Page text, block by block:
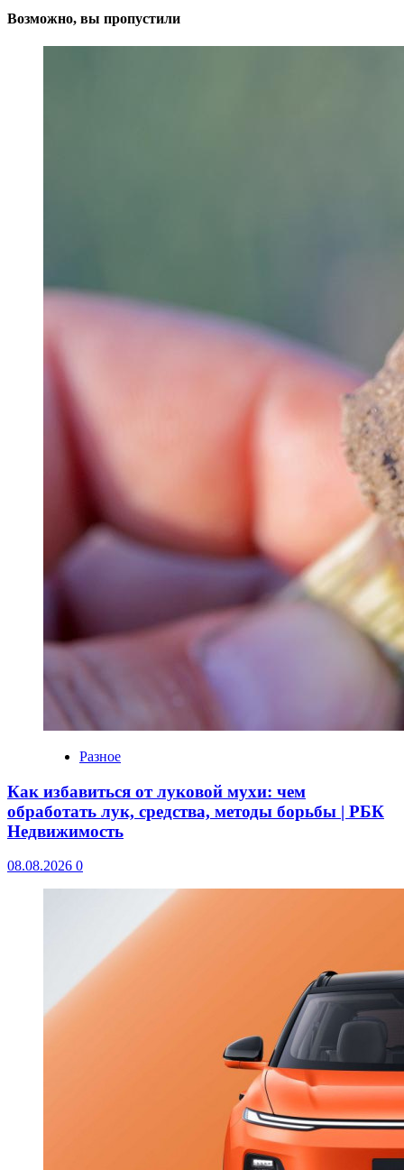
Возможно, вы пропустили
Разное
Как избавиться от луковой мухи: чем
обработать лук, средства, методы борьбы | РБК
Недвижимость
08.08.2026 0